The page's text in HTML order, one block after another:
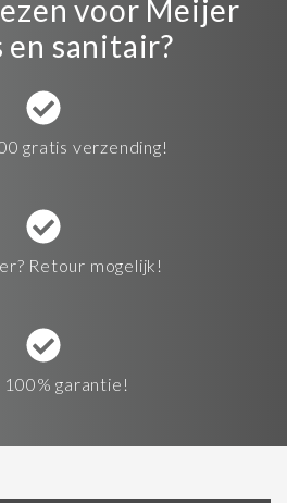
voor Meijer
en sanitair?
gratis verzending!
Retour mogelijk!
garantie!